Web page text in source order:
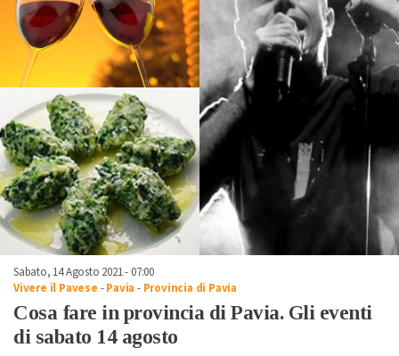
Sabato, 14 Agosto 2021 - 07:00
Vivere il Pavese -Pavia - Provincia di Pavia
Cosa fare in provincia di Pavia. Gli eventi
di sabato 14 agosto